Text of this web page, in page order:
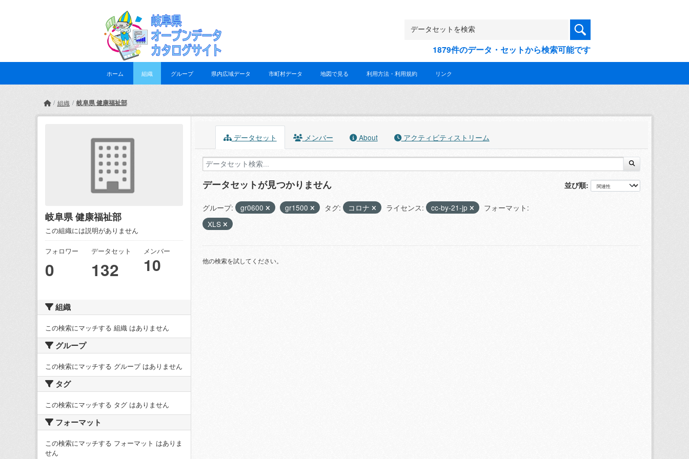
1879件のデータ・セットから検索可能です
ホーム 組織 グループ 県内広域データ 市町村データ 地図で見る 利用方法・利用規約 リンク
組織 岐阜県 健康福祉部
岐阜県 健康福祉部
この組織には説明がありません
フォロワー
0
データセット
132
メンバー
10
組織
この検索にマッチする 組織 はありません
グループ
この検索にマッチする グループ はありません
タグ
この検索にマッチする タグ はありません
フォーマット
この検索にマッチする フォーマット はありま
せん
データセット メンバー About アクティビティストリーム
並び順
データセットが見つかりません
グループ: gr0600 gr1500 タグ: コロナ ライセンス: cc-by-21-jp
フォーマット:
XLS
他の検索を試してください。